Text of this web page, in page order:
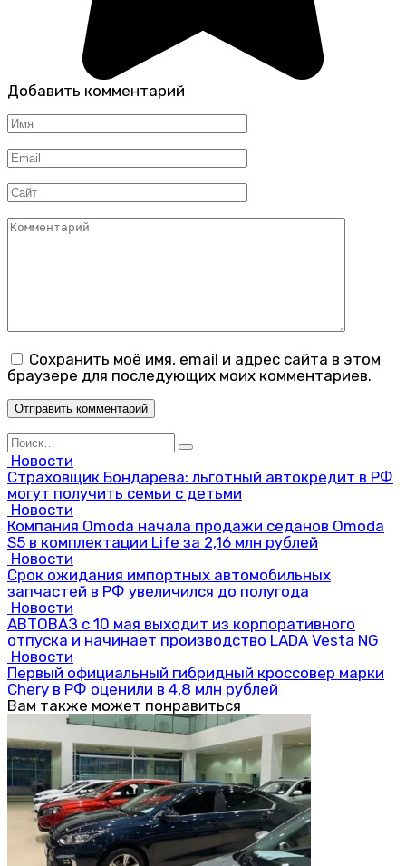
Добавить комментарий
Имя
*
Email
*
Сайт
Комментарий
Сохранить моё имя, email и адрес сайта в этом
браузере для последующих моих комментариев.
Search
for:
Новости
Страховщик Бондарева: льготный автокредит в РФ
могут получить семьи с детьми
Новости
Компания Omoda начала продажи седанов Omoda
S5 в комплектации Life за 2,16 млн рублей
Новости
Срок ожидания импортных автомобильных
запчастей в РФ увеличился до полугода
Новости
АВТОВАЗ с 10 мая выходит из корпоративного
отпуска и начинает производство LADA Vesta NG
Новости
Первый официальный гибридный кроссовер марки
Chery в РФ оценили в 4,8 млн рублей
Вам также может понравиться